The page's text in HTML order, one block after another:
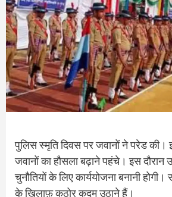
पुलिस स्मृति दिवस पर जवानों ने परेड की।
जवानों का हौसला बढ़ाने पहंचे। इस दौरान
चुनौतियों के लिए कार्ययोजना बनानी
के ख़िलाफ़ कठोर कदम उठाने हैं।